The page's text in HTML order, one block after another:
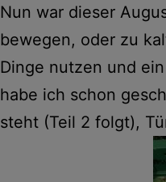
Nun war dieser
bewegen, oder zu
Dinge nutzen und
habe ich schon
steht (Teil 2 folgt),